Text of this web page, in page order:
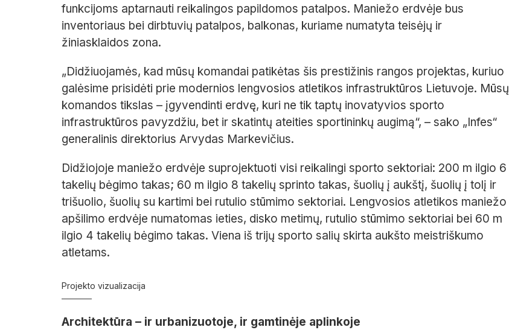
funkcijoms aptarnauti reikalingos papildomos patalpos. Maniežo erdvėje bus
inventoriaus bei dirbtuvių patalpos, balkonas, kuriame numatyta teisėjų ir
žiniasklaidos zona.
„Didžiuojamės, kad mūsų komandai patikėtas šis prestižinis rangos projektas, kuriuo
galėsime prisidėti prie modernios lengvosios atletikos infrastruktūros Lietuvoje. Mūsų
komandos tikslas – įgyvendinti erdvę, kuri ne tik taptų inovatyvios sporto
infrastruktūros pavyzdžiu, bet ir skatintų ateities sportininkų augimą“, – sako „Infes“
generalinis direktorius Arvydas Markevičius.
Didžiojoje maniežo erdvėje suprojektuoti visi reikalingi sporto sektoriai: 200 m ilgio 6
takelių bėgimo takas; 60 m ilgio 8 takelių sprinto takas, šuolių į aukštį, šuolių į tolį ir
trišuolio, šuolių su kartimi bei rutulio stūmimo sektoriai. Lengvosios atletikos maniežo
apšilimo erdvėje numatomas ieties, disko metimų, rutulio stūmimo sektoriai bei 60 m
ilgio 4 takelių bėgimo takas. Viena iš trijų sporto salių skirta aukšto meistriškumo
atletams.
Projekto vizualizacija
Architektūra – ir urbanizuotoje, ir gamtinėje aplinkoje